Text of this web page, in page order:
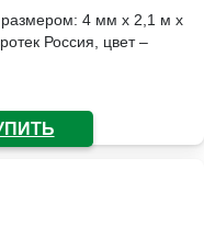
размером: 4 мм х 2,1 м х
Россия, цвет –